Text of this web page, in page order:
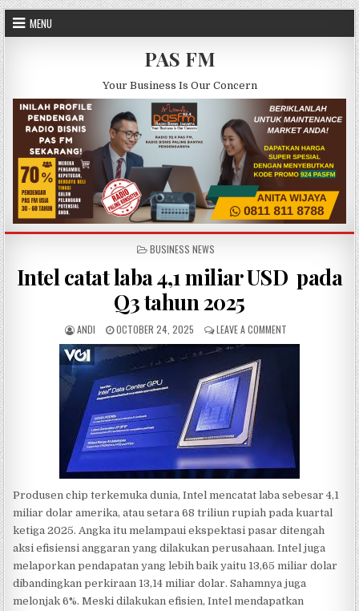
Skip to content
MENU
PAS FM
Your Business Is Our Concern
POSTED IN
BUSINESS NEWS
Intel catat laba 4,1 miliar USD pada
Q3 tahun 2025
AUTHOR:
ANDI PUBLISHED DATE:
OCTOBER 24, 2025 LEAVE A COMMENTON INTEL CATAT
Produsen chip terkemuka dunia, Intel mencatat laba sebesar 4,1
miliar dolar amerika, atau setara 68 triliun rupiah pada kuartal
ketiga 2025. Angka itu melampaui ekspektasi pasar ditengah
aksi efisiensi anggaran yang dilakukan perusahaan. Intel juga
melaporkan pendapatan yang lebih baik yaitu 13,65 miliar dolar
dibandingkan perkiraan 13,14 miliar dolar. Sahamnya juga
melonjak 6%. Meski dilakukan efisien, Intel mendapatkan